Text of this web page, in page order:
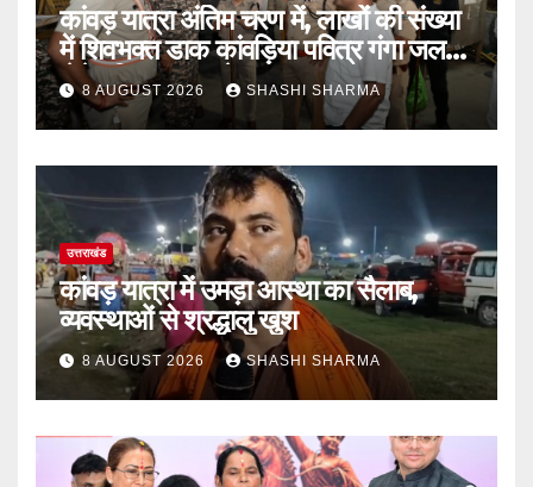
कांवड़ यात्रा अंतिम चरण में, लाखों की संख्या
में शिवभक्त डाक कांवड़िया पवित्र गंगा जल
लेने हरिद्वार पहुंच रहे
8 AUGUST 2026 SHASHI SHARMA
उत्तराखंड
कांवड़ यात्रा में उमड़ा आस्था का सैलाब,
व्यवस्थाओं से श्रद्धालु खुश
8 AUGUST 2026 SHASHI SHARMA